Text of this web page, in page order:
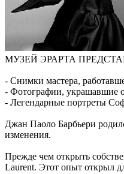
МУЗЕЙ ЭРАРТА
- Снимки мастера,
- Фотографии, украшавшие
- Легендарные портреты
Джан Паоло Барбьери
изменения.
Прежде чем открыть
Laurent. Этот опыт открыл